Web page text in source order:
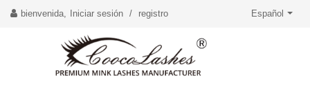
bienvenida, Iniciar sesión / registro Español